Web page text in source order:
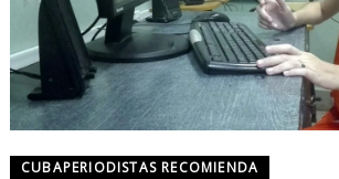
CUBAPERIODISTAS RECOMIENDA